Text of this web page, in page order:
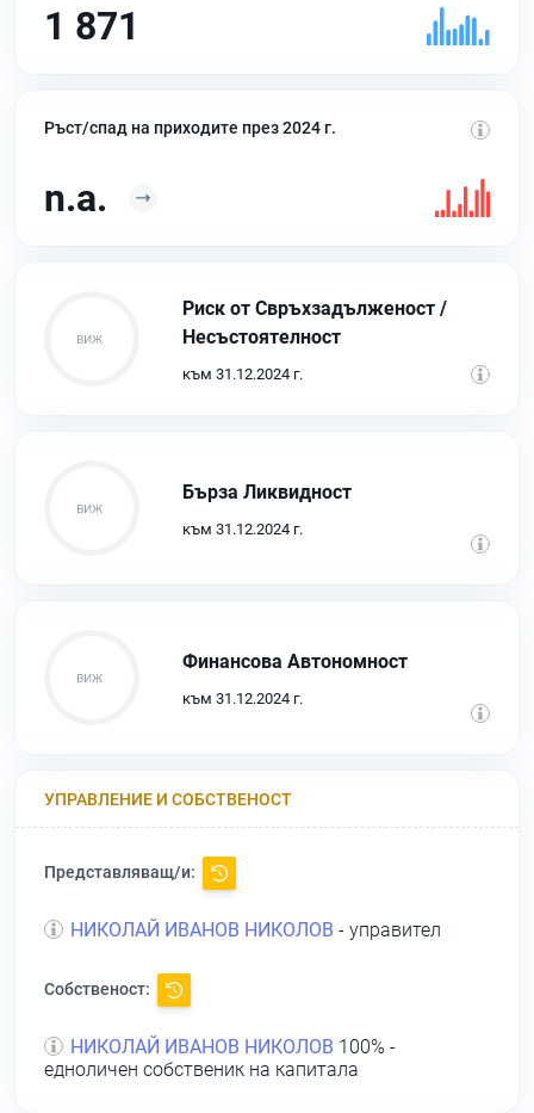
1 871
Ръст/спад на приходите през 2024 г.
n.a.
Риск от Свръхзадълженост /
Несъстоятелност
към 31.12.2024 г.
Бърза Ликвидност
към 31.12.2024 г.
Финансова Автономност
към 31.12.2024 г.
УПРАВЛЕНИЕ И СОБСТВЕНОСТ
Представляващ/и:
НИКОЛАЙ ИВАНОВ НИКОЛОВ - управител
Собственост:
НИКОЛАЙ ИВАНОВ НИКОЛОВ 100% -
едноличен собственик на капитала